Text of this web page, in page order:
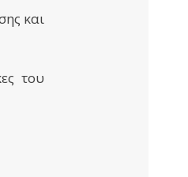
και
του